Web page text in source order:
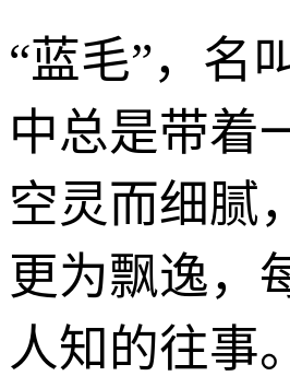
“蓝毛”，名
中总是带着
空灵而细腻
更为飘逸，
人知的往事